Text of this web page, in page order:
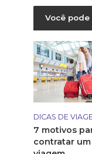
Você pode
DICAS DE
7 motivos
contratar